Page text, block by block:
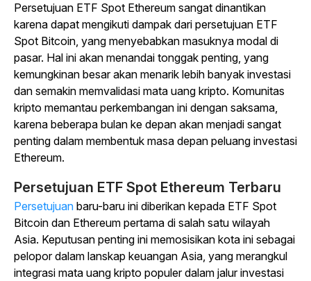
Persetujuan ETF Spot Ethereum sangat dinantikan
karena dapat mengikuti dampak dari persetujuan ETF
Spot Bitcoin, yang menyebabkan masuknya modal di
pasar. Hal ini akan menandai tonggak penting, yang
kemungkinan besar akan menarik lebih banyak investasi
dan semakin memvalidasi mata uang kripto. Komunitas
kripto memantau perkembangan ini dengan saksama,
karena beberapa bulan ke depan akan menjadi sangat
penting dalam membentuk masa depan peluang investasi
Ethereum.
Persetujuan ETF Spot Ethereum Terbaru
Persetujuan baru-baru ini diberikan kepada ETF Spot
Bitcoin dan Ethereum pertama di salah satu wilayah
Asia. Keputusan penting ini memosisikan kota ini sebagai
pelopor dalam lanskap keuangan Asia, yang merangkul
integrasi mata uang kripto populer dalam jalur investasi